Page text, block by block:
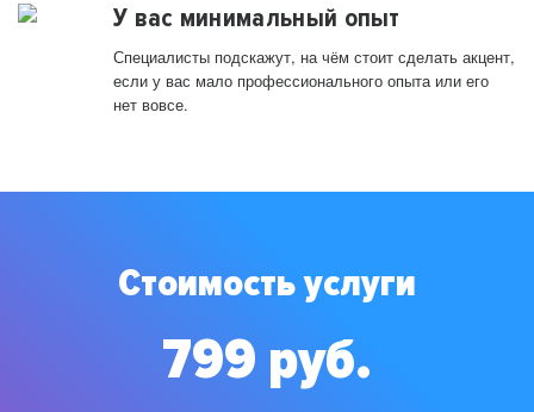
У вас минимальный опыт
Специалисты подскажут, на чём стоит сделать акцент,
если у вас мало профессионального опыта или его
нет вовсе.
Стоимость услуги
799 руб.